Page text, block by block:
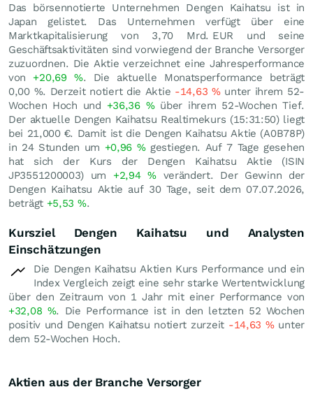
Das börsennotierte Unternehmen Dengen Kaihatsu ist in
Japan gelistet. Das Unternehmen verfügt über eine
Marktkapitalisierung von 3,70 Mrd. EUR und seine
Geschäftsaktivitäten sind vorwiegend der Branche Versorger
zuzuordnen. Die Aktie verzeichnet eine Jahresperformance
von +20,69 %. Die aktuelle Monatsperformance beträgt
0,00 %. Derzeit notiert die Aktie -14,63 %unter ihrem 52-
Wochen Hoch und +36,36 %über ihrem 52-Wochen Tief.
Der aktuelle Dengen Kaihatsu Realtimekurs (15:31:50) liegt
bei 21,000 €. Damit ist die Dengen Kaihatsu Aktie (A0B78P)
in 24 Stunden um +0,96 %gestiegen. Auf 7 Tage gesehen
hat sich der Kurs der Dengen Kaihatsu Aktie (ISIN
JP3551200003) um +2,94%verändert. Der Gewinn der
Dengen Kaihatsu Aktie auf 30 Tage, seit dem 07.07.2026,
beträgt +5,53 %.
Kursziel Dengen Kaihatsu und Analysten
Einschätzungen
Die Dengen Kaihatsu Aktien Kurs Performance und ein
Index Vergleich zeigt eine sehr starke Wertentwicklung
über den Zeitraum von 1 Jahr mit einer Performance von
+32,08 %. Die Performance ist in den letzten 52 Wochen
positiv und Dengen Kaihatsu notiert zurzeit -14,63 %unter
dem 52-Wochen Hoch.
Aktien aus der Branche Versorger